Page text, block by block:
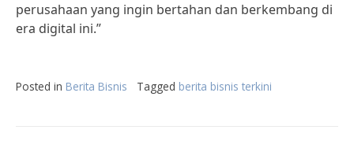
perusahaan yang ingin bertahan dan berkembang di
era digital ini.”
Posted in Berita Bisnis Tagged berita bisnis terkini